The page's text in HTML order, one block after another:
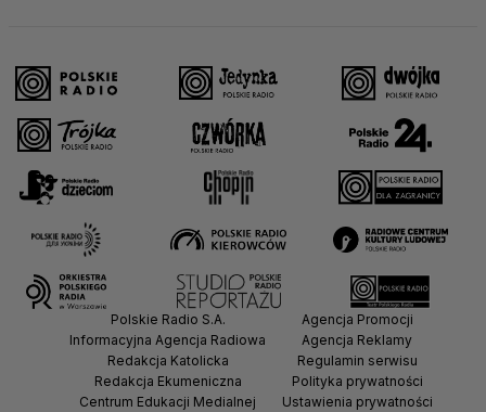
Polskie Radio S.A.
Informacyjna Agencja Radiowa
Redakcja Katolicka
Redakcja Ekumeniczna
Centrum Edukacji Medialnej
Agencja Promocji
Agencja Reklamy
Regulamin serwisu
Polityka prywatności
Ustawienia prywatności